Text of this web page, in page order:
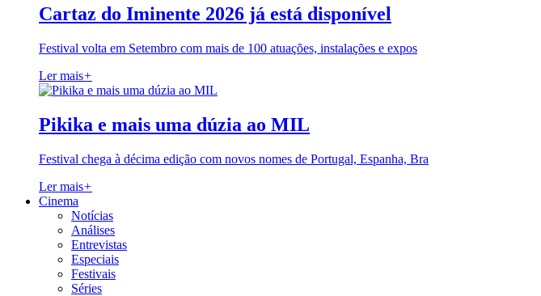
Cartaz do Iminente 2026 já está disponível
Festival volta em Setembro com mais de 100 atuações, instalações e expos
Ler mais+
Pikika e mais uma dúzia ao MIL
Festival chega à décima edição com novos nomes de Portugal, Espanha, Bra
Ler mais+
Cinema
Notícias
Análises
Entrevistas
Especiais
Festivais
Séries